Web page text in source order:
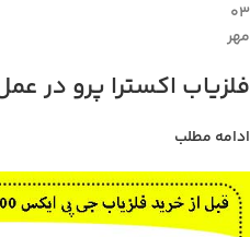
۰۳
مهر
فلزیاب اکسترا پرو در
ادامه مطلب